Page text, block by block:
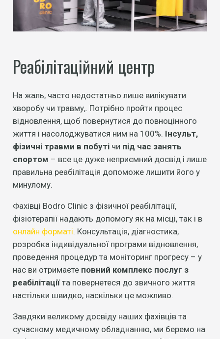
Реабілітаційний центр
На жаль, часто недостатньо лише вилікувати
хворобу чи травму,. Потрібно пройти процес
відновлення, щоб повернутися до повноцінного
життя і насолоджуватися ним на 100%. Інсульт,
фізичні травми в побуті чи під час занять
спортом – все це дуже неприємний досвід і лише
правильна реабілітація допоможе лишити його у
минулому.
Фахівці Bodro Clinic з фізичної реабілітації,
фізіотерапії надають допомогу як на місці, так і в
онлайн форматі. Консультація, діагностика,
розробка індивідуальної програми відновлення,
проведення процедур та моніторинг прогресу – у
нас ви отримаєте повний комплекс послуг з
реабілітаціїта повернетеся до звичного життя
настільки швидко, наскільки це можливо.
Завдяки великому досвіду наших фахівців та
сучасному медичному обладнанню, ми беремо на